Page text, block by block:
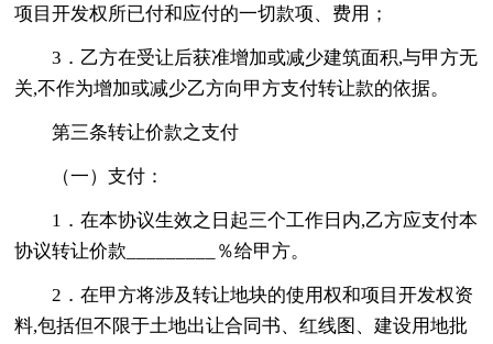
项目开发权所已付和应付的一切款项、费用；
3．乙方在受让后获准增加或减少建筑面积,与甲方无
关,不作为增加或减少乙方向甲方支付转让款的依据。
第三条转让价款之支付
（一）支付：
1．在本协议生效之日起三个工作日内,乙方应支付本
协议转让价款_________％给甲方。
2．在甲方将涉及转让地块的使用权和项目开发权资
料,包括但不限于土地出让合同书、红线图、建设用地批